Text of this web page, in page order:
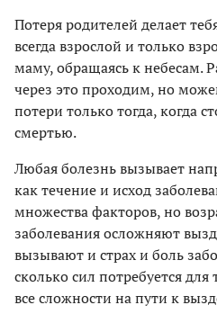
Потеря родителей делает
всегда взрослой и только
маму, обращаясь к небесам.
через это проходим, но
потери только тогда, когда
смертью.
Любая болезнь вызывает
как течение и исход
множества факторов, но
заболевания осложняют
вызывают и страх и боль
сколько сил потребуется
все сложности на пути к